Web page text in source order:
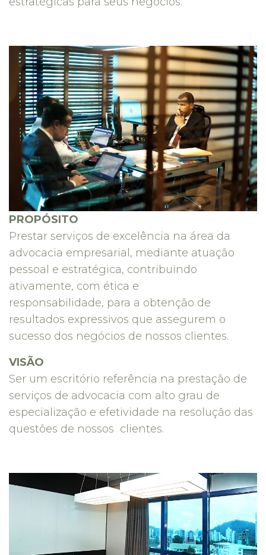
PROPÓSITO
Prestar serviços de excelência na área da
advocacia empresarial, mediante atuação
pessoal e estratégica, contribuindo
ativamente, com ética e
responsabilidade, para a obtenção de
resultados expressivos que assegurem o
sucesso dos negócios de nossos clientes.
VISÃO
Ser um escritório referência na prestação de
serviços de advocacia com alto grau de
especialização e efetividade na resolução das
questões de nossos clientes.